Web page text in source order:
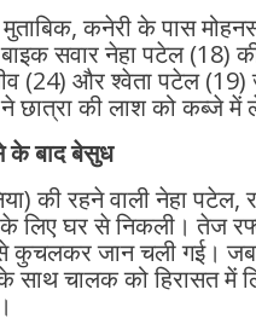
कनेरी के पास
सवार नेहा पटेल (18) की
(24) और श्वेता पटेल (19)
ने छात्रा की लाश को कब्जे
के बाद बेसुध
की रहने वाली नेहा
लिए घर से निकली। तेज
कुचलकर जान चली गई।
चालक को हिरासत में